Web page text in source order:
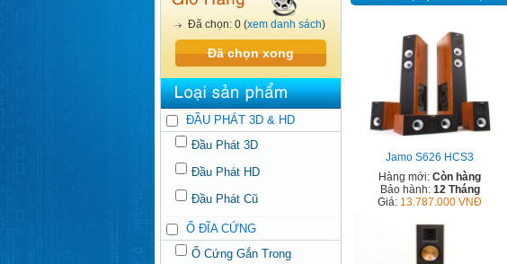
Đã chọn: 0 (xem danh sách)
Đã chọn xong
ĐẦU PHÁT 3D & HD
Đầu Phát 3D
Đầu Phát HD
Đầu Phát Cũ
Ổ ĐĨA CỨNG
Ổ Cứng Gắn Trong
Jamo S626 HCS3
Hàng mới: Còn hàng
Bảo hành: 12 Tháng
Giá: 13.787.000 VNĐ